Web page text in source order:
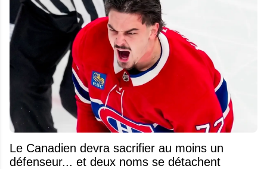
Le Canadien devra sacrifier au moins un
défenseur... et deux noms se détachent